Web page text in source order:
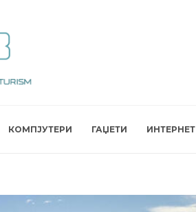
КОМПЈУТЕРИ ГАЏЕТИ ИНТЕРНЕТ